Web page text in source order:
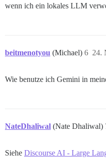
wenn ich ein lokales LLM
beitmenotyou (Michael) 24.
6
Wie benutze ich Gemini in
NateDhaliwal (Nate Dhaliwal)
Siehe Discourse AI - Large